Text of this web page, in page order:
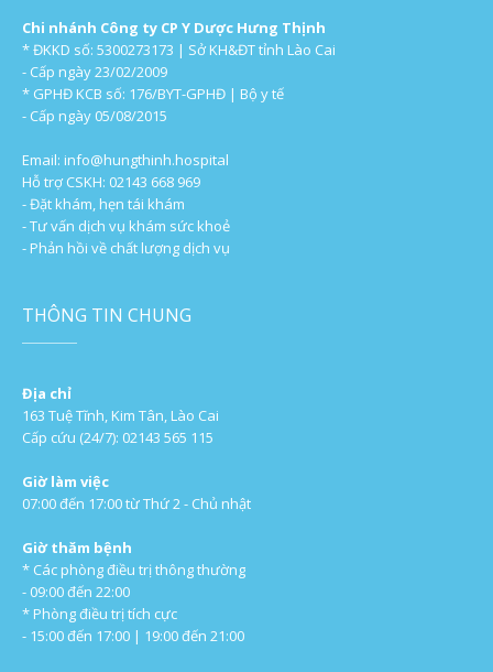
Chi nhánh Công ty CP Y Dược Hưng Thịnh
* ĐKKD số: 5300273173 | Sở KH&ĐT tỉnh Lào Cai
- Cấp ngày 23/02/2009
* GPHĐ KCB số: 176/BYT-GPHĐ | Bộ y tế
- Cấp ngày 05/08/2015
Email: info@hungthinh.hospital
Hỗ trợ CSKH: 02143 668 969
- Đặt khám, hẹn tái khám
- Tư vấn dịch vụ khám sức khoẻ
- Phản hồi về chất lượng dịch vụ
THÔNG TIN CHUNG
Địa chỉ
163 Tuệ Tĩnh, Kim Tân, Lào Cai
Cấp cứu (24/7): 02143 565 115
Giờ làm việc
07:00 đến 17:00 từ Thứ 2 - Chủ nhật
Giờ thăm bệnh
* Các phòng điều trị thông thường
- 09:00 đến 22:00
* Phòng điều trị tích cực
- 15:00 đến 17:00 | 19:00 đến 21:00